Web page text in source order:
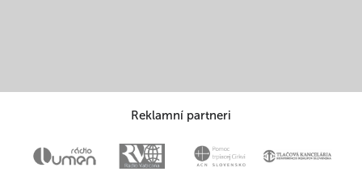
Reklamní partneri